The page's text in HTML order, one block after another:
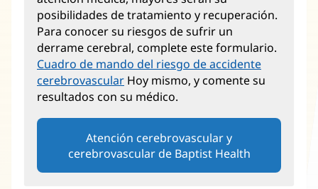
posibilidades de tratamiento y recuperación.
Para conocer su riesgos de sufrir un
derrame cerebral, complete este formulario.
Cuadro de mando del riesgo de accidente
cerebrovascular (Se
abre
ventana
nueva)
Hoy mismo, y comente su
resultados con su médico.
Atención cerebrovascular y
cerebrovascular de Baptist Health